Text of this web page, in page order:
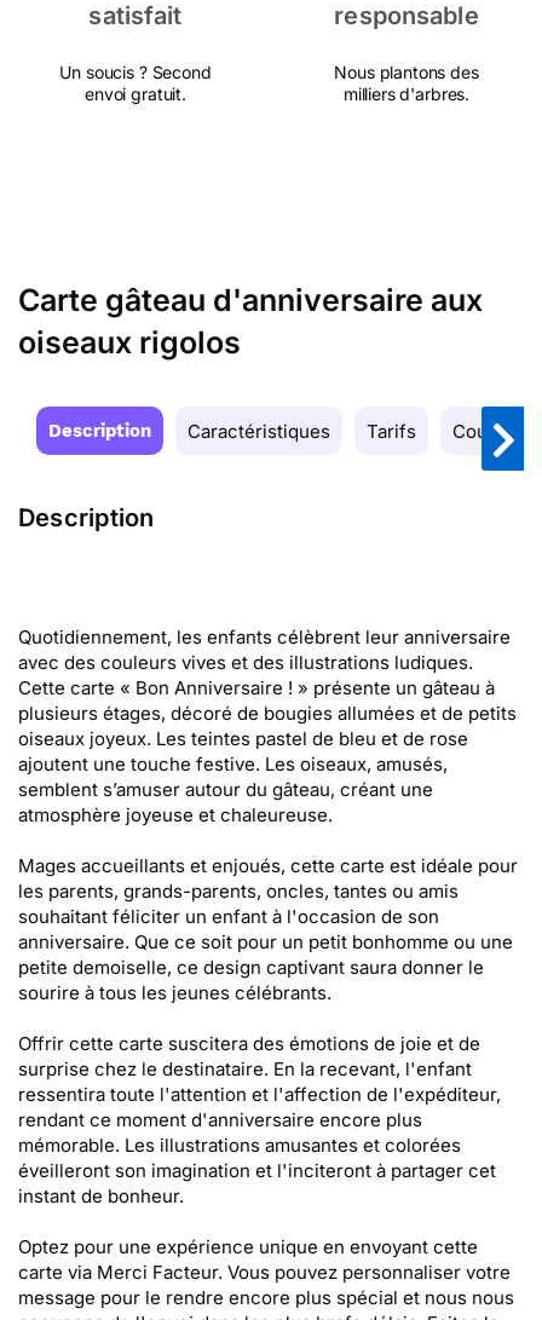
satisfait
Un soucis ? Second
envoi gratuit.
responsable
Nous plantons des
milliers d'arbres.
Carte gâteau d'anniversaire aux
oiseaux rigolos
Description Caractéristiques Tarifs Couleurs
Description
Quotidiennement, les enfants célèbrent leur anniversaire
avec des couleurs vives et des illustrations ludiques.
Cette carte « Bon Anniversaire ! » présente un gâteau à
plusieurs étages, décoré de bougies allumées et de petits
oiseaux joyeux. Les teintes pastel de bleu et de rose
ajoutent une touche festive. Les oiseaux, amusés,
semblent s’amuser autour du gâteau, créant une
atmosphère joyeuse et chaleureuse.
Mages accueillants et enjoués, cette carte est idéale pour
les parents, grands-parents, oncles, tantes ou amis
souhaitant féliciter un enfant à l'occasion de son
anniversaire. Que ce soit pour un petit bonhomme ou une
petite demoiselle, ce design captivant saura donner le
sourire à tous les jeunes célébrants.
Offrir cette carte suscitera des émotions de joie et de
surprise chez le destinataire. En la recevant, l'enfant
ressentira toute l'attention et l'affection de l'expéditeur,
rendant ce moment d'anniversaire encore plus
mémorable. Les illustrations amusantes et colorées
éveilleront son imagination et l'inciteront à partager cet
instant de bonheur.
Optez pour une expérience unique en envoyant cette
carte via Merci Facteur. Vous pouvez personnaliser votre
message pour le rendre encore plus spécial et nous nous